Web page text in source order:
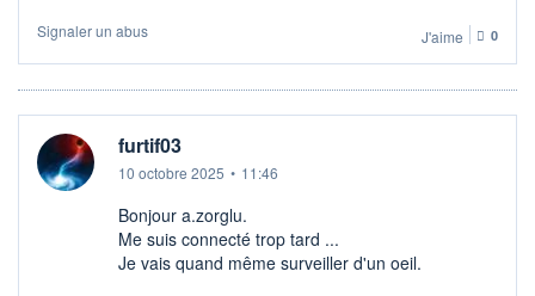
Signaler un abus J'aime 0
furtif03
10 octobre 2025 • 11:46
Bonjour a.zorglu.
Me suis connecté trop tard ...
Je vais quand même surveiller d'un oeil.